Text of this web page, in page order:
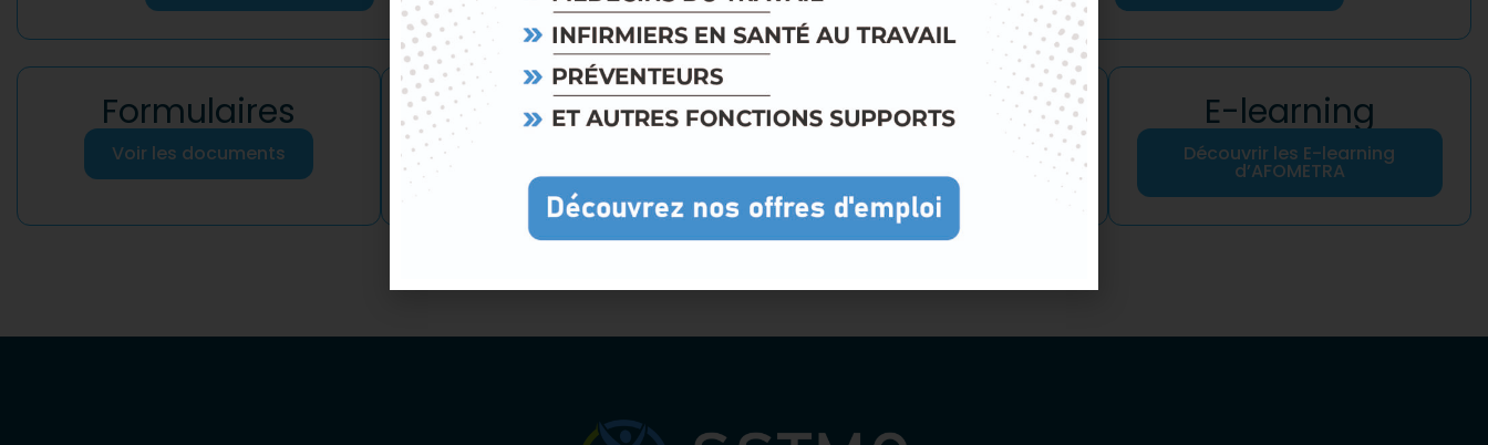
Formulaires
Voir les documents
Actualités
Retrouvez les publications
du SSTMC
Webinaires
Découvrez les webinaires
E-learning
Découvrir les E-learning
d’AFOMETRA